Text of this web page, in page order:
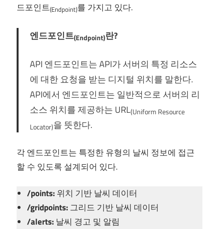
드포인트(Endpoint)를 가지고 있다.
엔드포인트(Endpoint)란?
API 엔드포인트는 API가 서버의 특정 리소스
에 대한 요청을 받는 디지털 위치를 말한다.
API에서 엔드포인트는 일반적으로 서버의 리
소스 위치를 제공하는 URL(Uniform Resource
Locator)을 뜻한다.
각 엔드포인트는 특정한 유형의 날씨 정보에 접근
할 수 있도록 설계되어 있다.
/points:위치 기반 날씨 데이터
/gridpoints:그리드 기반 날씨 데이터
/alerts: 날씨 경고 및 알림